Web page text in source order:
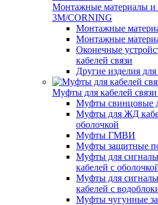
Монтажные материалы и
3M/CORNING
Монтажные
Монтажные
Оконечные
кабелей связи
Другие изделия
Муфты для кабелей
Муфты свинцовые
Муфты для ЖД
оболочкой
Муфты ГМВИ
Муфты защитные
Муфты для
кабелей с
Муфты для
кабелей с
Муфты чугунные